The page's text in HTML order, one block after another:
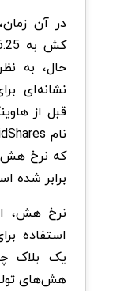
حال، به
نشانه‌ای
قبل از
که نرخ
برابر شده
نرخ هش،
استفاده
یک بلاک
هش‌های